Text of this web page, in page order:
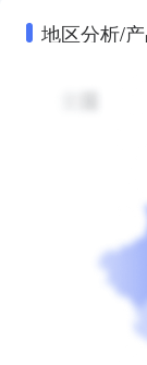
地区分析/